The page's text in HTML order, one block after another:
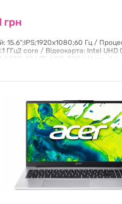
грн
15.6";IPS;1920x1080;60 Гц /
ГГц2 core / Відеокарта: Intel
/ SSD: 256 ГБ / ОС: DOS / Маса: 1.6 кг